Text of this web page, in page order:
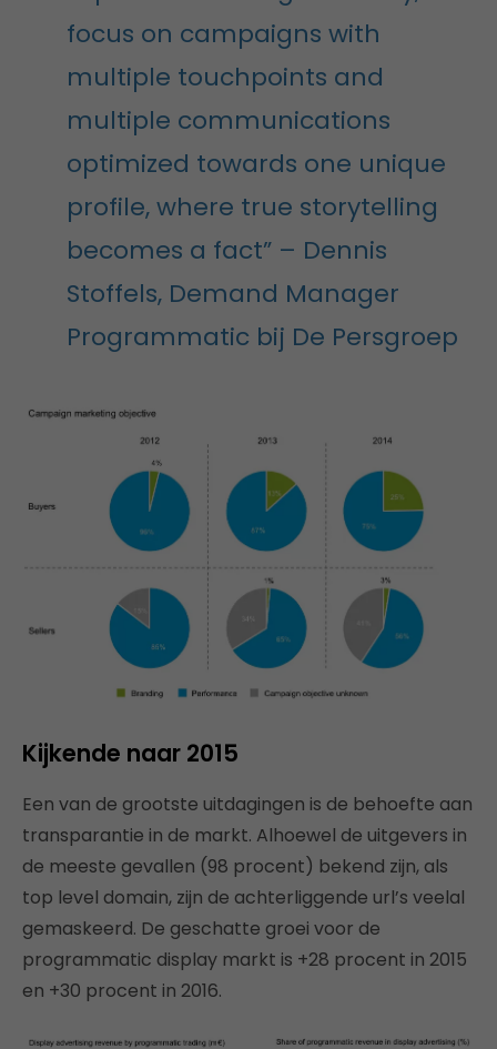
focus on campaigns with
multiple touchpoints and
multiple communications
optimized towards one unique
profile, where true storytelling
becomes a fact” – Dennis
Stoffels, Demand Manager
Programmatic bij De Persgroep
Kijkende naar 2015
Een van de grootste uitdagingen is de behoefte aan
transparantie in de markt. Alhoewel de uitgevers in
de meeste gevallen (98 procent) bekend zijn, als
top level domain, zijn de achterliggende url’s veelal
gemaskeerd. De geschatte groei voor de
programmatic display markt is +28 procent in 2015
en +30 procent in 2016.